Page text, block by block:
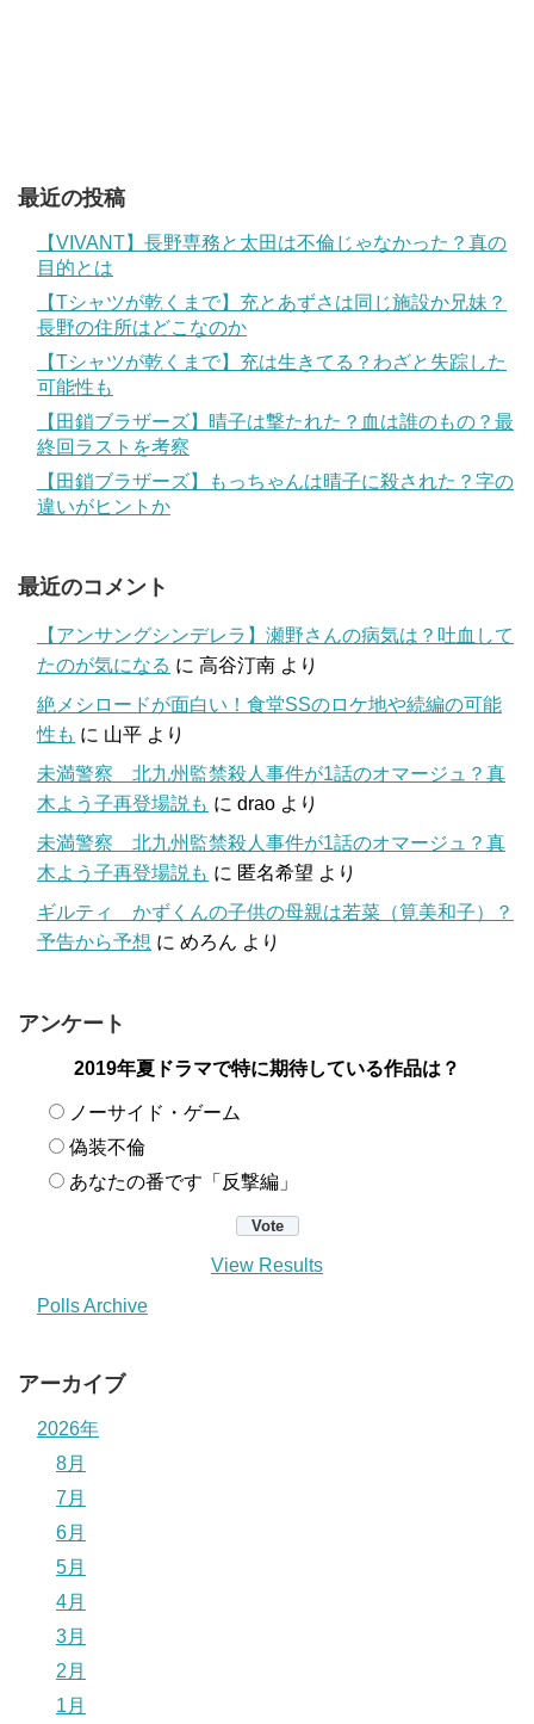
最近の投稿
【VIVANT】長野専務と太田は不倫じゃなかった？真の
目的とは
【Tシャツが乾くまで】充とあずさは同じ施設か兄妹？
長野の住所はどこなのか
【Tシャツが乾くまで】充は生きてる？わざと失踪した
可能性も
【田鎖ブラザーズ】晴子は撃たれた？血は誰のもの？最
終回ラストを考察
【田鎖ブラザーズ】もっちゃんは晴子に殺された？字の
違いがヒントか
最近のコメント
【アンサングシンデレラ】瀬野さんの病気は？吐血して
たのが気になる に 高谷汀南 より
絶メシロードが面白い！食堂SSのロケ地や続編の可能
性も に 山平 より
未満警察 北九州監禁殺人事件が1話のオマージュ？真
木よう子再登場説も に drao より
未満警察 北九州監禁殺人事件が1話のオマージュ？真
木よう子再登場説も に 匿名希望 より
ギルティ かずくんの子供の母親は若菜（筧美和子）？
予告から予想 に めろん より
アンケート
2019年夏ドラマで特に期待している作品は？
ノーサイド・ゲーム
偽装不倫
あなたの番です「反撃編」
View Results
Polls Archive
アーカイブ
2026年
8月
7月
6月
5月
4月
3月
2月
1月